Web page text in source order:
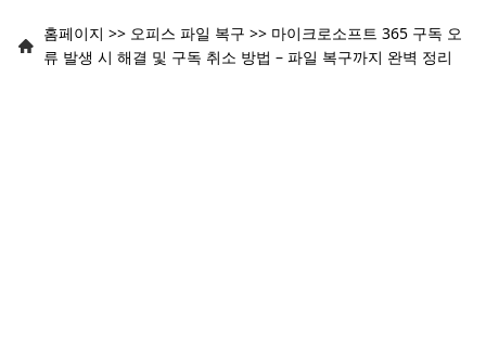
홈페이지 >> 오피스 파일 복구 >> 마이크로소프트 365 구독 오
류 발생 시 해결 및 구독 취소 방법 – 파일 복구까지 완벽 정리